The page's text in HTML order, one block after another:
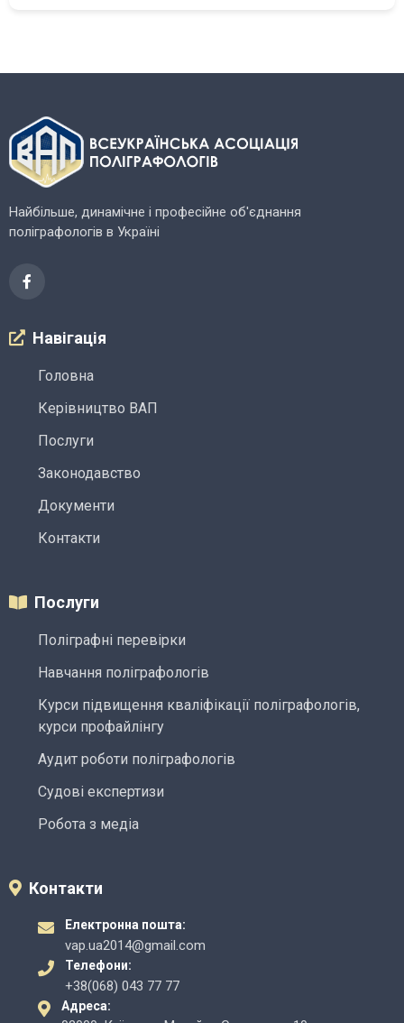
Найбільше, динамічне і професійне об'єднання
поліграфологів в Україні
Навігація
Головна
Керівництво ВАП
Послуги
Законодавство
Документи
Контакти
Послуги
Поліграфні перевірки
Навчання поліграфологів
Курси підвищення кваліфікації поліграфологів,
курси профайлінгу
Аудит роботи поліграфологів
Судові експертизи
Робота з медіа
Контакти
Електронна пошта:
vap.ua2014@gmail.com
Телефони:
+38(068) 043 77 77
Адреса: